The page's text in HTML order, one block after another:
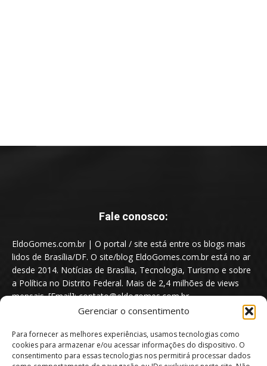
Gerenciar o consentimento
Para fornecer as melhores experiências, usamos tecnologias como
cookies para armazenar e/ou acessar informações do dispositivo. O
consentimento para essas tecnologias nos permitirá processar dados
Fale conosco:
EldoGomes.com.br | O portal / site está entre os blogs mais
lidos de Brasília/DF. O site/blog EldoGomes.com.br está no ar
desde 2014. Notícias de Brasília, Tecnologia, Turismo e sobre
a Política no Distrito Federal. Mais de 2,4 milhões de views
mensais. [Email]: contato@eldogomes.com.br